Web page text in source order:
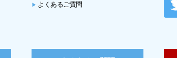
▶ よくあるご質問